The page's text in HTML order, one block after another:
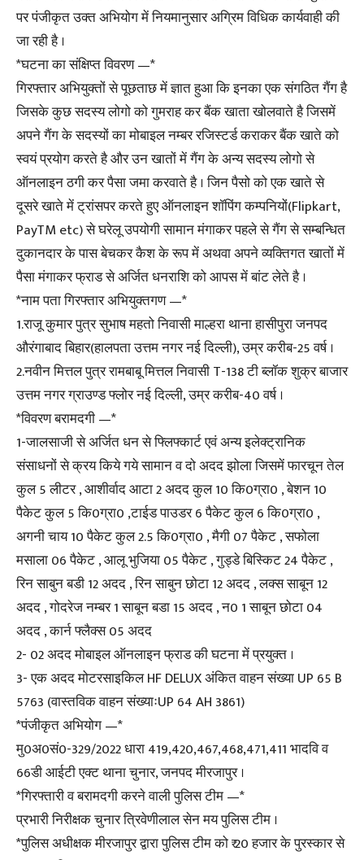
पर पंजीकृत उक्त अभियोग में नियमानुसार अग्रिम विधिक कार्यवाही की
जा रही है ।
*घटना का संक्षिप्त विवरण —*
गिरफ्तार अभियुक्तों से पूछताछ में ज्ञात हुआ कि इनका एक संगठित गैंग है
जिसके कुछ सदस्य लोगो को गुमराह कर बैंक खाता खोलवाते है जिसमें
अपने गैंग के सदस्यों का मोबाइल नम्बर रजिस्टर्ड कराकर बैंक खाते को
स्वयं प्रयोग करते है और उन खातों में गैंग के अन्य सदस्य लोगो से
ऑनलाइन ठगी कर पैसा जमा करवाते है । जिन पैसो को एक खाते से
दूसरे खाते में ट्रांसपर करते हुए ऑनलाइन शॉपिंग कम्पनियों(Flipkart,
PayTM etc) से घरेलू उपयोगी सामान मंगाकर पहले से गैंग से सम्बन्धित
दुकानदार के पास बेचकर कैश के रूप में अथवा अपने व्यक्तिगत खातों में
पैसा मंगाकर फ्राड से अर्जित धनराशि को आपस में बांट लेते है ।
*नाम पता गिरफ्तार अभियुक्तगण —*
1.राजू कुमार पुत्र सुभाष महतो निवासी माल्हरा थाना हासीपुरा जनपद
औरंगाबाद बिहार(हालपता उत्तम नगर नई दिल्ली), उम्र करीब-25 वर्ष ।
2.नवीन मित्तल पुत्र रामबाबू मित्तल निवासी T-138 टी ब्लॉक शुक्र बाजार
उत्तम नगर ग्राउण्ड फ्लोर नई दिल्ली, उम्र करीब-40 वर्ष ।
*विवरण बरामदगी —*
1-जालसाजी से अर्जित धन से फ्लिफ्कार्ट एवं अन्य इलेक्ट्रानिक
संसाधनों से क्रय किये गये सामान व दो अदद झोला जिसमें फारचून तेल
कुल 5 लीटर , आशीर्वाद आटा 2 अदद कुल 10 कि0ग्रा0 , बेशन 10
पैकेट कुल 5 कि0ग्रा0 ,टाईड पाउडर 6 पैकेट कुल 6 कि0ग्रा0 ,
अगनी चाय 10 पैकेट कुल 2.5 कि0ग्रा0 , मैगी 07 पैकेट , सफोला
मसाला 06 पैकेट , आलू भुजिया 05 पैकेट , गुड्डे बिस्किट 24 पैकेट ,
रिन साबुन बडी 12 अदद , रिन साबुन छोटा 12 अदद , लक्स साबून 12
अदद , गोदरेज नम्बर 1 साबून बडा 15 अदद , न0 1 साबून छोटा 04
अदद , कार्न फ्लैक्स 05 अदद
2- 02 अदद मोबाइल ऑनलाइन फ्राड की घटना में प्रयुक्त ।
3- एक अदद मोटरसाइकिल HF DELUX अंकित वाहन संख्या UP 65 B
5763 (वास्तविक वाहन संख्याःUP 64 AH 3861)
*पंजीकृत अभियोग —*
मु0अ0सं0-329/2022 धारा 419,420,467,468,471,411 भादवि व
66डी आईटी एक्ट थाना चुनार, जनपद मीरजापुर ।
*गिरफ्तारी व बरामदगी करने वाली पुलिस टीम —*
प्रभारी निरीक्षक चुनार त्रिवेणीलाल सेन मय पुलिस टीम ।
*पुलिस अधीक्षक मीरजापुर द्वारा पुलिस टीम को ₹ 20 हजार के पुरस्कार से